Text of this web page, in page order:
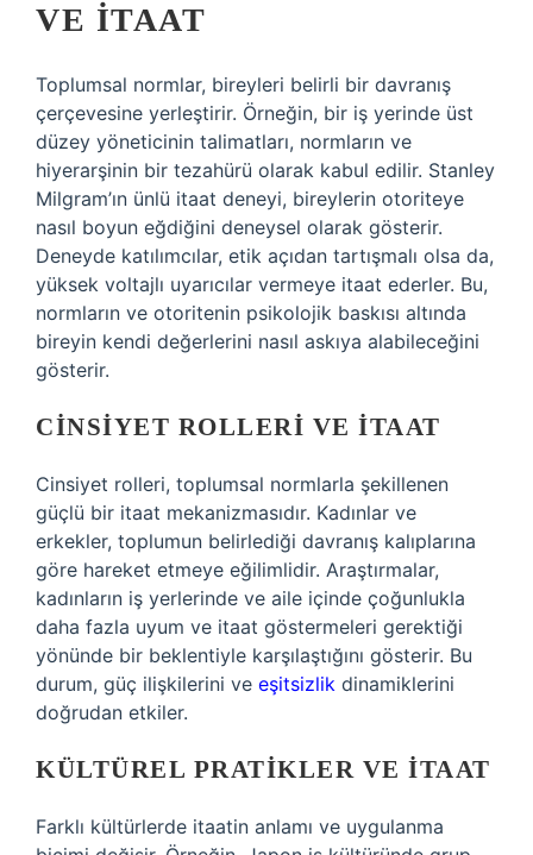
VE İTAAT
Toplumsal normlar, bireyleri belirli bir davranış
çerçevesine yerleştirir. Örneğin, bir iş yerinde üst
düzey yöneticinin talimatları, normların ve
hiyerarşinin bir tezahürü olarak kabul edilir. Stanley
Milgram’ın ünlü itaat deneyi, bireylerin otoriteye
nasıl boyun eğdiğini deneysel olarak gösterir.
Deneyde katılımcılar, etik açıdan tartışmalı olsa da,
yüksek voltajlı uyarıcılar vermeye itaat ederler. Bu,
normların ve otoritenin psikolojik baskısı altında
bireyin kendi değerlerini nasıl askıya alabileceğini
gösterir.
CINSIYET ROLLERI VE İTAAT
Cinsiyet rolleri, toplumsal normlarla şekillenen
güçlü bir itaat mekanizmasıdır. Kadınlar ve
erkekler, toplumun belirlediği davranış kalıplarına
göre hareket etmeye eğilimlidir. Araştırmalar,
kadınların iş yerlerinde ve aile içinde çoğunlukla
daha fazla uyum ve itaat göstermeleri gerektiği
yönünde bir beklentiyle karşılaştığını gösterir. Bu
durum, güç ilişkilerini ve eşitsizlik dinamiklerini
doğrudan etkiler.
KÜLTÜREL PRATIKLER VE İTAAT
Farklı kültürlerde itaatin anlamı ve uygulanma